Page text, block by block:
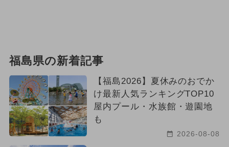
福島県の新着記事
【福島2026】夏休みのおでか
け最新人気ランキングTOP10
屋内プール・水族館・遊園地
も
2026-08-08